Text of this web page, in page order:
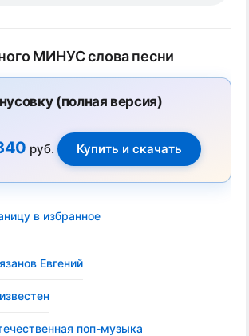
МИНУС слова песни
(полная версия)
руб.
в избранное
Евгений
поп-музыка